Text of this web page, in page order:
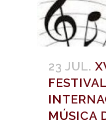
23 JUL.
FESTIVAL
MÚSICA